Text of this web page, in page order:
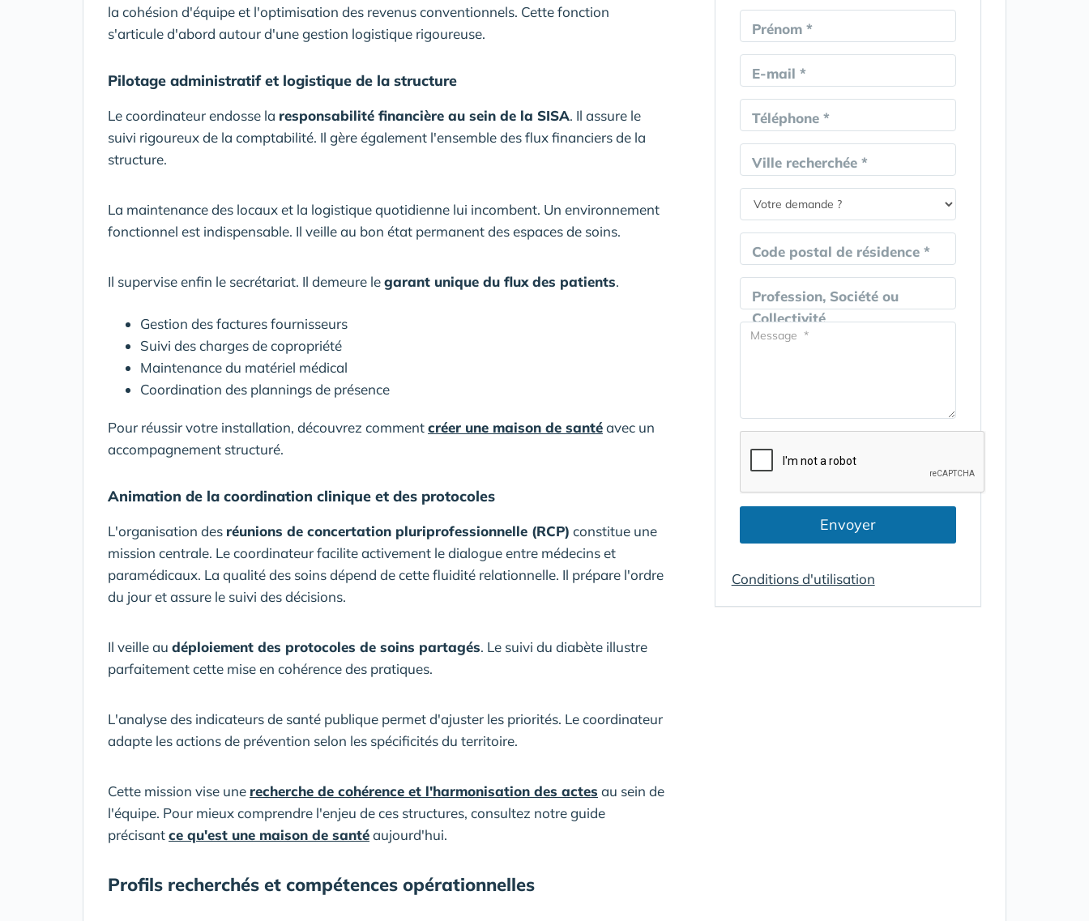
la cohésion d'équipe et l'optimisation des revenus conventionnels. Cette fonction
s'articule d'abord autour d'une gestion logistique rigoureuse.
Pilotage administratif et logistique de la structure
Le coordinateur endosse la responsabilité financière au sein de la SISA. Il assure le
suivi rigoureux de la comptabilité. Il gère également l'ensemble des flux financiers de la
structure.
La maintenance des locaux et la logistique quotidienne lui incombent. Un environnement
fonctionnel est indispensable. Il veille au bon état permanent des espaces de soins.
Il supervise enfin le secrétariat. Il demeure legarant unique du flux des patients.
Gestion des factures fournisseurs
Suivi des charges de copropriété
Maintenance du matériel médical
Coordination des plannings de présence
Pour réussir votre installation, découvrez commentcréer une maison de santéavec un
accompagnement structuré.
Animation de la coordination clinique et des protocoles
L'organisation des réunions de concertation pluriprofessionnelle (RCP) constitue une
mission centrale. Le coordinateur facilite activement le dialogue entre médecins et
paramédicaux. La qualité des soins dépend de cette fluidité relationnelle. Il prépare l'ordre
du jour et assure le suivi des décisions.
Il veille au déploiement des protocoles de soins partagés. Le suivi du diabète illustre
parfaitement cette mise en cohérence des pratiques.
L'analyse des indicateurs de santé publique permet d'ajuster les priorités. Le coordinateur
adapte les actions de prévention selon les spécificités du territoire.
Cette mission vise une recherche de cohérence et l'harmonisation des actes au sein de
l'équipe. Pour mieux comprendre l'enjeu de ces structures, consultez notre guide
précisantce qu'est une maison de santéaujourd'hui.
Profils recherchés et compétences opérationnelles
Prénom *
E-mail *
Téléphone *
Ville recherchée *
Code postal de résidence *
Profession, Société ou
Collectivité
Envoyer
Conditions d'utilisation